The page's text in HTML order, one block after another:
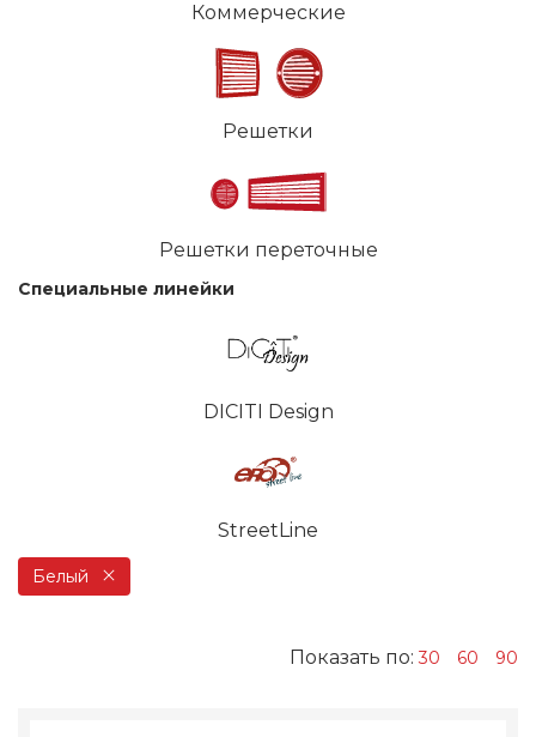
Коммерческие
Решетки
Решетки переточные
Специальные линейки
DICITI Design
StreetLine
Белый
Показать по:30 60 90